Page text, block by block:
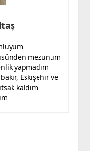
mezunum
yapmadım
Eskişehir ve
kaldım